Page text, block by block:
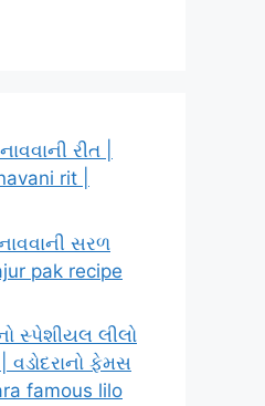
રીત |
rit |
સરળ
pak recipe
સ્પેશીયલ લીલો
વડોદરાનો ફેમસ
famous lilo